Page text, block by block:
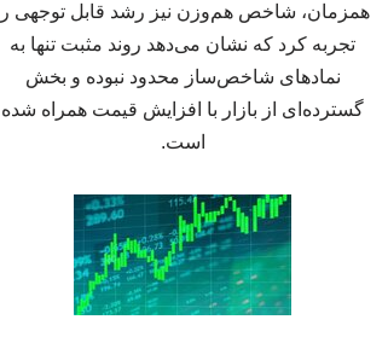
همزمان، شاخص هم‌وزن نیز رشد قابل توجهی را
تجربه کرد که نشان می‌دهد روند مثبت تنها به
نمادهای شاخص‌ساز محدود نبوده و بخش
گسترده‌ای از بازار با افزایش قیمت همراه شده
است.